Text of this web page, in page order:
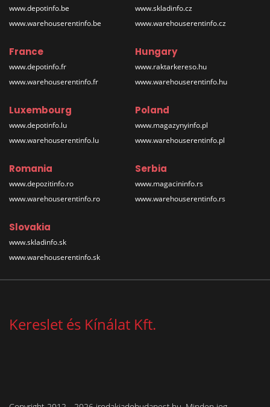
www.depotinfo.be
www.warehouserentinfo.be
www.skladinfo.cz
www.warehouserentinfo.cz
France
www.depotinfo.fr
www.warehouserentinfo.fr
Hungary
www.raktarkereso.hu
www.warehouserentinfo.hu
Luxembourg
www.depotinfo.lu
www.warehouserentinfo.lu
Poland
www.magazynyinfo.pl
www.warehouserentinfo.pl
Romania
www.depozitinfo.ro
www.warehouserentinfo.ro
Serbia
www.magacininfo.rs
www.warehouserentinfo.rs
Slovakia
www.skladinfo.sk
www.warehouserentinfo.sk
Kereslet és Kínálat Kft.